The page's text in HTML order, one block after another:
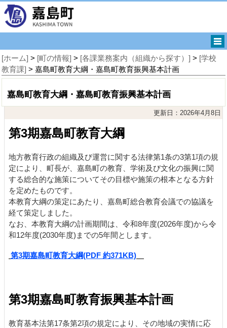
[ホーム] > [町の情報] > [各課業務案内（組織から探す）] > [学校
教育課] > 嘉島町教育大綱・嘉島町教育振興基本計画
嘉島町教育大綱・嘉島町教育振興基本計画
更新日：2026年4月8日
第3期嘉島町教育大綱
地方教育行政の組織及び運営に関する法律第1条の3第1項の規
定により、町長が、嘉島町の教育、学術及び文化の振興に関
する総合的な施策についてその目標や施策の根本となる方針
を定めたものです。
本教育大綱の策定にあたり、嘉島町総合教育会議での協議を
経て策定しました。
なお、本教育大綱の計画期間は、令和8年度(2026年度)から令
和12年度(2030年度)までの5年間とします。
第3期嘉島町教育大綱(PDF 約371KB)
第3期嘉島町教育振興基本計画
教育基本法第17条第2項の規定により、その地域の実情に応